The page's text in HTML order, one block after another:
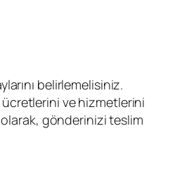
belirlemelisiniz.
ücretlerini ve hizmetlerini
gönderinizi teslim